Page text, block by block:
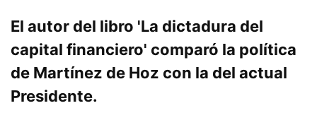
El autor del libro 'La dictadura del
capital financiero' comparó la política
de Martínez de Hoz con la del actual
Presidente.